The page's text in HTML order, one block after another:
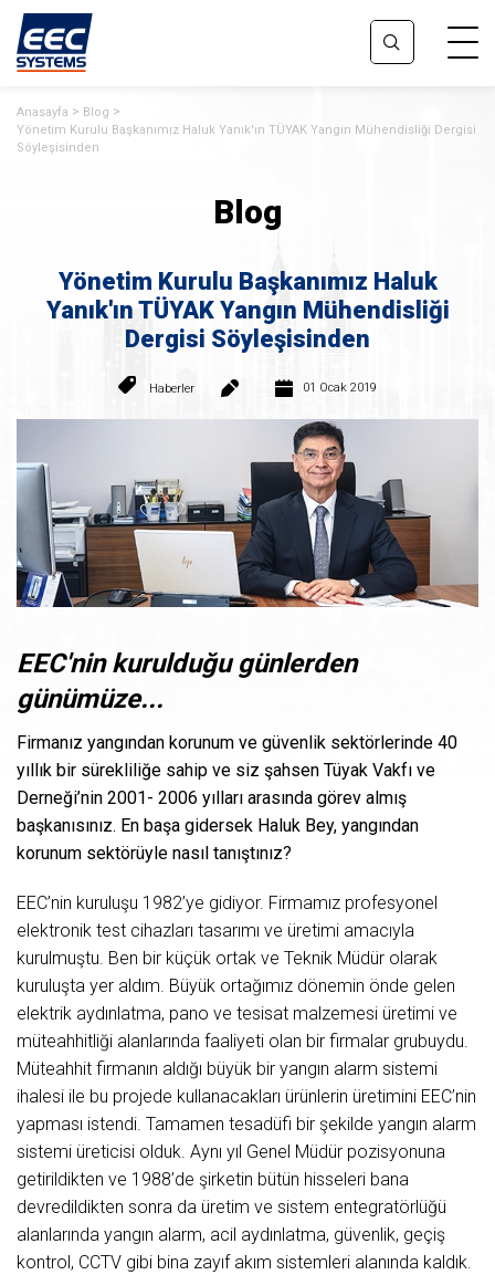
Anasayfa
Blog
Yönetim Kurulu Başkanımız Haluk Yanık'ın TÜYAK Yangın Mühendisliği Dergisi
Söyleşisinden
Blog
Yönetim Kurulu Başkanımız Haluk
Yanık'ın TÜYAK Yangın Mühendisliği
Dergisi Söyleşisinden
Haberler 01 Ocak 2019
EEC'nin kurulduğu günlerden
günümüze...
Firmanız yangından korunum ve güvenlik sektörlerinde 40
yıllık bir sürekliliğe sahip ve siz şahsen Tüyak Vakfı ve
Derneği’nin 2001- 2006 yılları arasında görev almış
başkanısınız. En başa gidersek Haluk Bey, yangından
korunum sektörüyle nasıl tanıştınız?
EEC’nin kuruluşu 1982’ye gidiyor. Firmamız profesyonel
elektronik test cihazları tasarımı ve üretimi amacıyla
kurulmuştu. Ben bir küçük ortak ve Teknik Müdür olarak
kuruluşta yer aldım. Büyük ortağımız dönemin önde gelen
elektrik aydınlatma, pano ve tesisat malzemesi üretimi ve
müteahhitliği alanlarında faaliyeti olan bir firmalar grubuydu.
Müteahhit firmanın aldığı büyük bir yangın alarm sistemi
ihalesi ile bu projede kullanacakları ürünlerin üretimini EEC’nin
yapması istendi. Tamamen tesadüfi bir şekilde yangın alarm
sistemi üreticisi olduk. Aynı yıl Genel Müdür pozisyonuna
getirildikten ve 1988’de şirketin bütün hisseleri bana
devredildikten sonra da üretim ve sistem entegratörlüğü
alanlarında yangın alarm, acil aydınlatma, güvenlik, geçiş
kontrol, CCTV gibi bina zayıf akım sistemleri alanında kaldık.